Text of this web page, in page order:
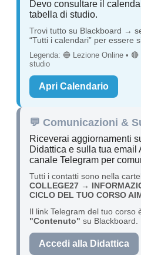
Devo consultare il
tabella di studio.
Trovi tutto su Blackboard →
“Tutti i calendari” per essere
Legenda: 🔵 Lezione Online •
studio
Apri Calendario
💬 Comunicazioni &
Riceverai aggiornamenti
Didattica e sulla tua email
canale Telegram per
Tutti i contatti sono nella
COLLEGE27 →
CICLO DEL TUO CORSO
Il link Telegram del tuo corso
"Contenuto" su Blackboard.
Accedi alla Didattica